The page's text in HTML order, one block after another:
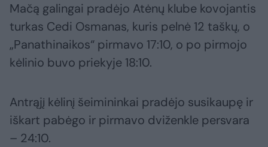
Mačą galingai pradėjo Atėnų klube kovojantis
turkas Cedi Osmanas, kuris pelnė 12 taškų, o
„Panathinaikos“ pirmavo 17:10, o po pirmojo
kėlinio buvo priekyje 18:10.
Antrąjį kėlinį šeimininkai pradėjo susikaupę ir
iškart pabėgo ir pirmavo dviženkle persvara
– 24:10.